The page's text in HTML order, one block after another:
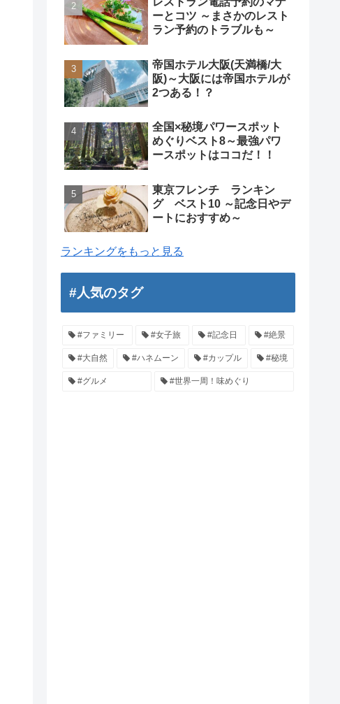
ーとコツ ～まさかのレスト
ラン予約のトラブルも～
帝国ホテル大阪(天満橋/大
阪)～大阪には帝国ホテルが
2つある！？
全国×秘境パワースポット
めぐりベスト8～最強パワ
ースポットはココだ！！
東京フレンチ ランキン
グ ベスト10 ～記念日やデ
ートにおすすめ～
ランキングをもっと見る
#人気のタグ
#ファミリー #女子旅 #記念日 #絶景
#大自然 #ハネムーン #カップル #秘境
#グルメ #世界一周！味めぐり